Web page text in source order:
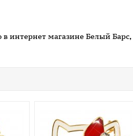
интернет магазине Белый